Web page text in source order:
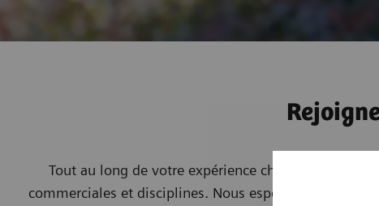
Tout au long de votre expérience chez nous, vous
commerciales et disciplines. Nous espérons que vous